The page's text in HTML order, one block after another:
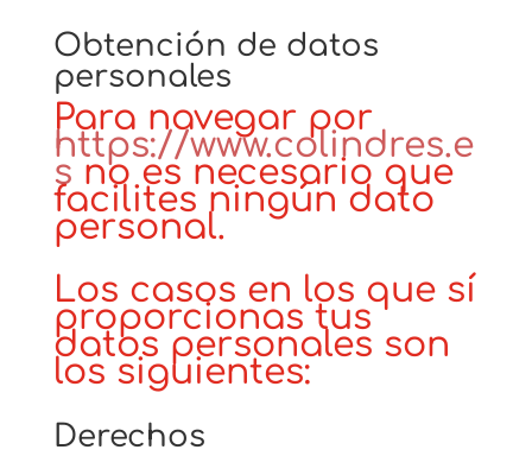
Obtención de datos
personales
Para navegar por
https://www.colindres.e
s no es necesario que
facilites ningún dato
personal.
Los casos en los que sí
proporcionas tus
datos personales son
los siguientes:
Derechos